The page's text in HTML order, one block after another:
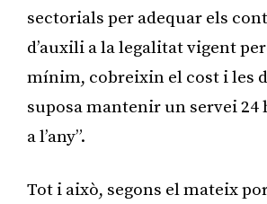
sectorials per adequar els
d’auxili a la legalitat vigent
mínim, cobreixin el cost i les
suposa mantenir un servei 24
a l’any”.
Tot i això, segons el mateix